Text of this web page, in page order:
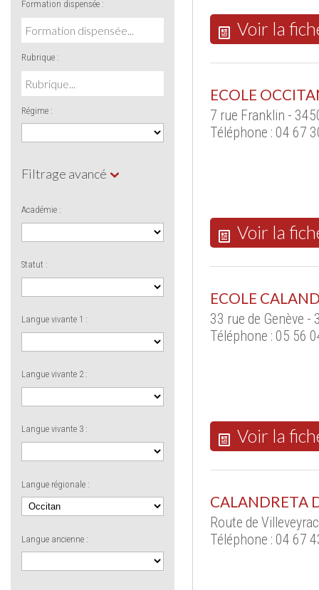
Formation dispensée :
Rubrique :
Régime :
Filtrage avancé
Académie :
Statut :
Langue vivante 1 :
Langue vivante 2 :
Langue vivante 3 :
Langue régionale :
Langue ancienne :
Voir la
ECOLE
7 rue Franklin -
Téléphone : 04 67
Voir la
ECOLE
33 rue de Genève -
Téléphone : 05 56
Voir la
CALANDRETA
Route de
Téléphone : 04 67